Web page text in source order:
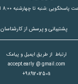
پاسخگویی :شنبه تا چهارشنبه 8:00 الی 15
پشتیبانی و پرسش از کارشناسان
ارتباط از طریق ایمیل و پیامک
accept.early @ gmail.com
+989120125011